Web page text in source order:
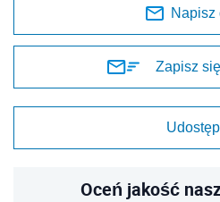
Napisz
Zapisz
Oceń jakość